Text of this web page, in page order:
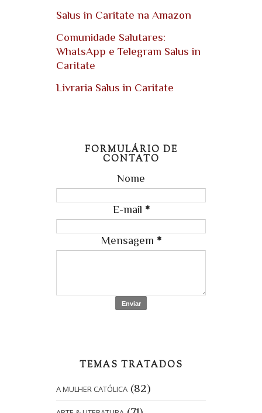
Salus in Caritate na Amazon
Comunidade Salutares:
WhatsApp e Telegram Salus in
Caritate
Livraria Salus in Caritate
FORMULÁRIO DE
CONTATO
Nome
E-mail *
Mensagem *
TEMAS TRATADOS
A MULHER CATÓLICA (82)